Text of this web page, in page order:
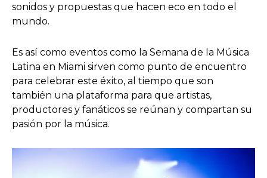
sonidos y propuestas que hacen eco en todo el
mundo.
Es así como eventos como la Semana de la Música
Latina en Miami sirven como punto de encuentro
para celebrar este éxito, al tiempo que son
también una plataforma para que artistas,
productores y fanáticos se reúnan y compartan su
pasión por la música.